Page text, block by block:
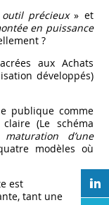
W
outil précieux» et
en puissance
?
aux Achats
développés)
publique comme
(Le schéma
d’une
modèles où
est
tant une